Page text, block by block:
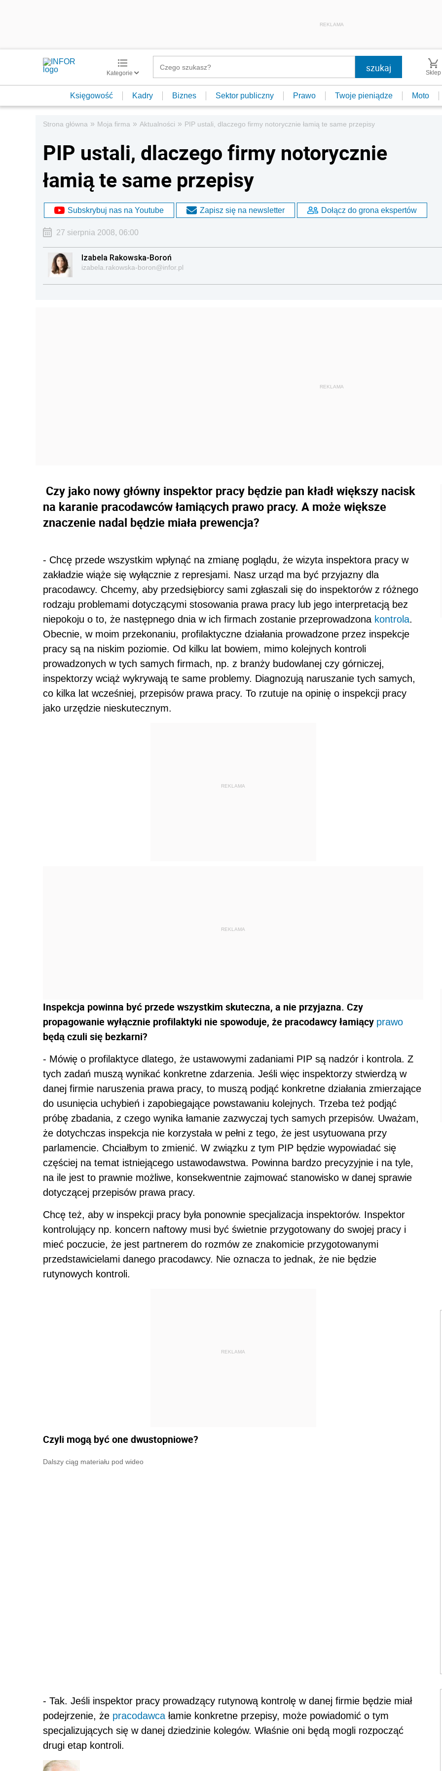
REKLAMA
Kategorie Sklep
Księgowość Kadry Biznes Sektor publiczny Prawo Twoje pieniądze Moto
Strona główna » Moja firma » Aktualności » PIP ustali, dlaczego firmy notorycznie łamią te same przepisy
PIP ustali, dlaczego firmy notorycznie
łamią te same przepisy
Subskrybuj nas na Youtube Zapisz się na newsletter Dołącz do grona ekspertów
27 sierpnia 2008, 06:00
Izabela Rakowska-Boroń
izabela.rakowska-boron@infor.pl
Czy jako nowy główny inspektor pracy będzie pan kładł większy nacisk
na karanie pracodawców łamiących prawo pracy. A może większe
znaczenie nadal będzie miała prewencja?
- Chcę przede wszystkim wpłynąć na zmianę poglądu, że wizyta inspektora pracy w
zakładzie wiąże się wyłącznie z represjami. Nasz urząd ma być przyjazny dla
pracodawcy. Chcemy, aby przedsiębiorcy sami zgłaszali się do inspektorów z różnego
rodzaju problemami dotyczącymi stosowania prawa pracy lub jego interpretacją bez
niepokoju o to, że następnego dnia w ich firmach zostanie przeprowadzona kontrola.
Obecnie, w moim przekonaniu, profilaktyczne działania prowadzone przez inspekcje
pracy są na niskim poziomie. Od kilku lat bowiem, mimo kolejnych kontroli
prowadzonych w tych samych firmach, np. z branży budowlanej czy górniczej,
inspektorzy wciąż wykrywają te same problemy. Diagnozują naruszanie tych samych,
co kilka lat wcześniej, przepisów prawa pracy. To rzutuje na opinię o inspekcji pracy
jako urzędzie nieskutecznym.
REKLAMA
REKLAMA
Inspekcja powinna być przede wszystkim skuteczna, a nie przyjazna. Czy
propagowanie wyłącznie profilaktyki nie spowoduje, że pracodawcy łamiący prawo
będą czuli się bezkarni?
- Mówię o profilaktyce dlatego, że ustawowymi zadaniami PIP są nadzór i kontrola. Z
tych zadań muszą wynikać konkretne zdarzenia. Jeśli więc inspektorzy stwierdzą w
danej firmie naruszenia prawa pracy, to muszą podjąć konkretne działania zmierzające
do usunięcia uchybień i zapobiegające powstawaniu kolejnych. Trzeba też podjąć
próbę zbadania, z czego wynika łamanie zazwyczaj tych samych przepisów. Uważam,
że dotychczas inspekcja nie korzystała w pełni z tego, że jest usytuowana przy
parlamencie. Chciałbym to zmienić. W związku z tym PIP będzie wypowiadać się
częściej na temat istniejącego ustawodawstwa. Powinna bardzo precyzyjnie i na tyle,
na ile jest to prawnie możliwe, konsekwentnie zajmować stanowisko w danej sprawie
dotyczącej przepisów prawa pracy.
Chcę też, aby w inspekcji pracy była ponownie specjalizacja inspektorów. Inspektor
kontrolujący np. koncern naftowy musi być świetnie przygotowany do swojej pracy i
mieć poczucie, że jest partnerem do rozmów ze znakomicie przygotowanymi
przedstawicielami danego pracodawcy. Nie oznacza to jednak, że nie będzie
rutynowych kontroli.
REKLAMA
Czyli mogą być one dwustopniowe?
Dalszy ciąg materiału pod wideo
- Tak. Jeśli inspektor pracy prowadzący rutynową kontrolę w danej firmie będzie miał
podejrzenie, że pracodawca łamie konkretne przepisy, może powiadomić o tym
specjalizujących się w danej dziedzinie kolegów. Właśnie oni będą mogli rozpocząć
drugi etap kontroli.